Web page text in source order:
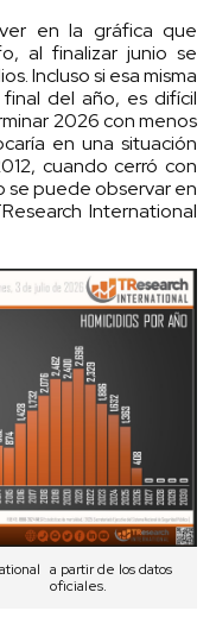
en la gráfica que
al finalizar junio se
Incluso si esa misma
del año, es difícil
2026 con menos
en una situación
cuando cerró con
se puede observar en
International
a partir de los datos
oficiales.